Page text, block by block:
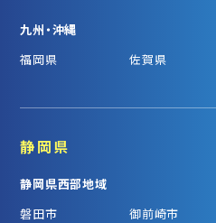
九州・沖縄
福岡県
佐賀県
静岡県
静岡県西部地域
磐田市
御前崎市